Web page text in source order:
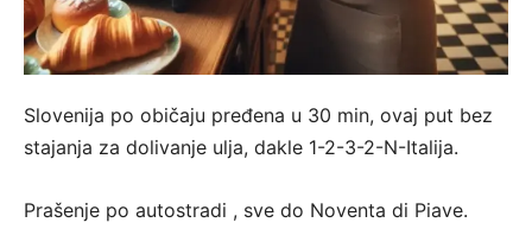
Slovenija po običaju pređena u 30 min, ovaj put bez
stajanja za dolivanje ulja, dakle 1-2-3-2-N-Italija.
Prašenje po autostradi , sve do Noventa di Piave.